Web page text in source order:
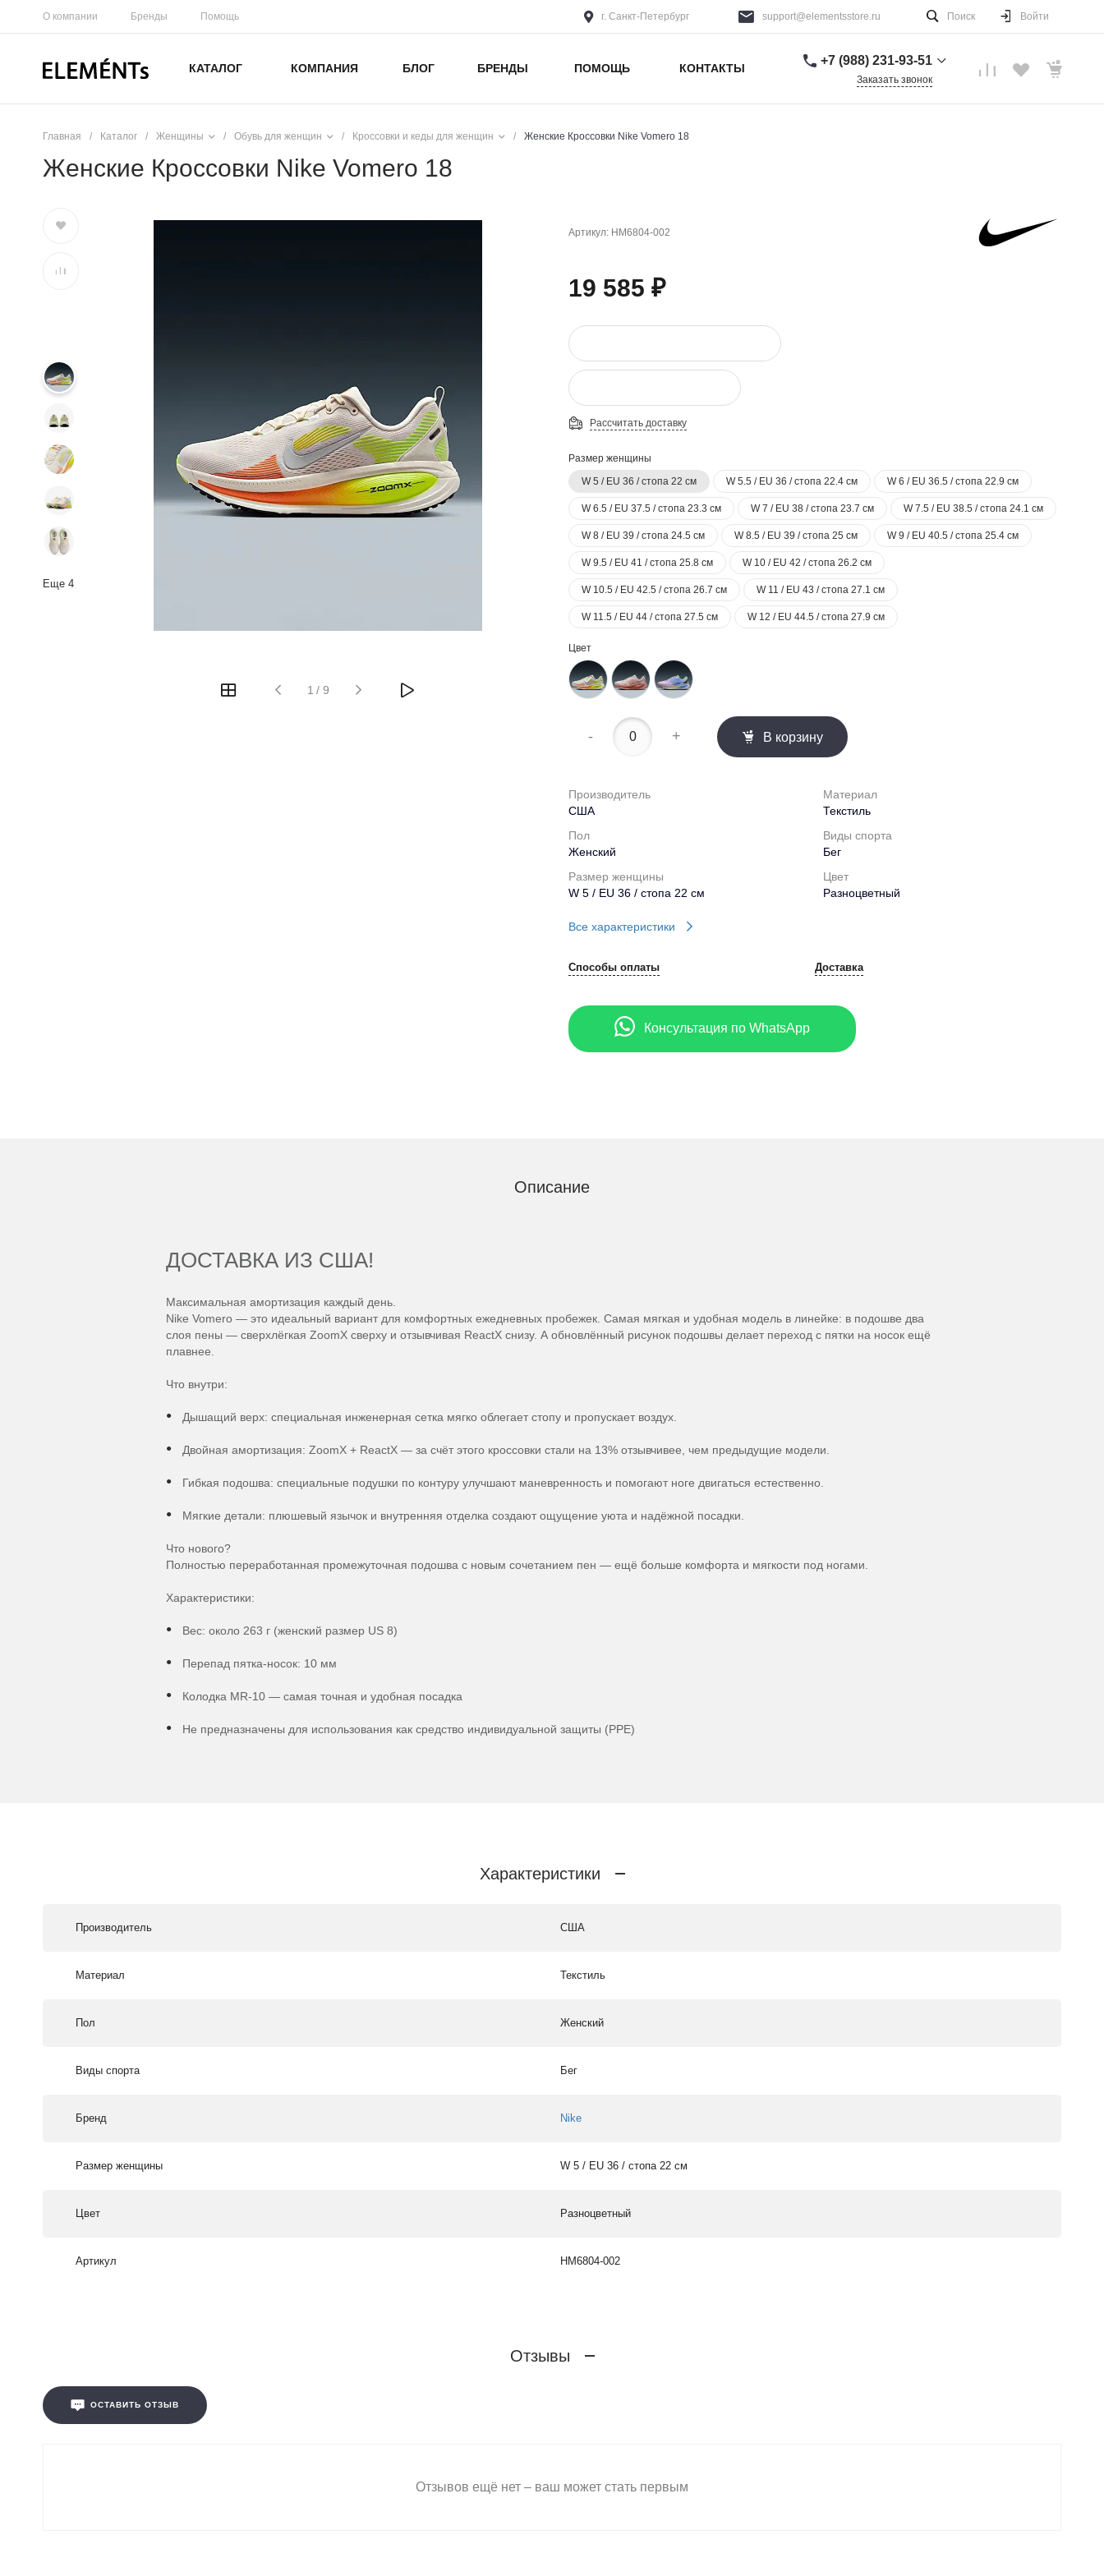
О компании Бренды Помощь г. Санкт-Петербург support@elementsstore.ru Поиск Войти
КАТАЛОГ КОМПАНИЯ БЛОГ БРЕНДЫ ПОМОЩЬ КОНТАКТЫ
+7 (988) 231-93-51
Заказать звонок
Главная / Каталог / Женщины / Обувь для женщин / Кроссовки и кеды для женщин / Женские Кроссовки Nike Vomero 18
Женские Кроссовки Nike Vomero 18
Еще 4
1 / 9
Артикул: HM6804-002
19 585 ₽
Рассчитать доставку
Размер женщины
W 5 / EU 36 / стопа 22 см
W 5.5 / EU 36 / стопа 22.4 см W 6 / EU 36.5 / стопа 22.9 см
W 6.5 / EU 37.5 / стопа 23.3 см W 7 / EU 38 / стопа 23.7 см W 7.5 / EU 38.5 / стопа 24.1 см
W 8 / EU 39 / стопа 24.5 см W 8.5 / EU 39 / стопа 25 см W 9 / EU 40.5 / стопа 25.4 см
W 9.5 / EU 41 / стопа 25.8 см W 10 / EU 42 / стопа 26.2 см
W 10.5 / EU 42.5 / стопа 26.7 см W 11 / EU 43 / стопа 27.1 см
W 11.5 / EU 44 / стопа 27.5 см W 12 / EU 44.5 / стопа 27.9 см
Цвет
- + В корзину
Производитель
США
Материал
Текстиль
Пол
Женский
Виды спорта
Бег
Размер женщины
W 5 / EU 36 / стопа 22 см
Цвет
Разноцветный
Все характеристики
Способы оплаты Доставка
Консультация по WhatsApp
Описание
ДОСТАВКА ИЗ США!
Максимальная амортизация каждый день.
Nike Vomero — это идеальный вариант для комфортных ежедневных пробежек. Самая мягкая и удобная модель в линейке: в подошве два
слоя пены — сверхлёгкая ZoomX сверху и отзывчивая ReactX снизу. А обновлённый рисунок подошвы делает переход с пятки на носок ещё
плавнее.
Что внутри:
Дышащий верх: специальная инженерная сетка мягко облегает стопу и пропускает воздух.
Двойная амортизация: ZoomX + ReactX — за счёт этого кроссовки стали на 13% отзывчивее, чем предыдущие модели.
Гибкая подошва: специальные подушки по контуру улучшают маневренность и помогают ноге двигаться естественно.
Мягкие детали: плюшевый язычок и внутренняя отделка создают ощущение уюта и надёжной посадки.
Что нового?
Полностью переработанная промежуточная подошва с новым сочетанием пен — ещё больше комфорта и мягкости под ногами.
Характеристики:
Вес: около 263 г (женский размер US 8)
Перепад пятка-носок: 10 мм
Колодка MR-10 — самая точная и удобная посадка
Не предназначены для использования как средство индивидуальной защиты (PPE)
Характеристики
Производитель США
Материал Текстиль
Пол Женский
Виды спорта Бег
Бренд Nike
Размер женщины W 5 / EU 36 / стопа 22 см
Цвет Разноцветный
Артикул HM6804-002
Отзывы
ОСТАВИТЬ ОТЗЫВ
Отзывов ещё нет – ваш может стать первым